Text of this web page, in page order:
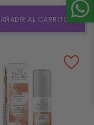
AÑADIR AL CARRITO